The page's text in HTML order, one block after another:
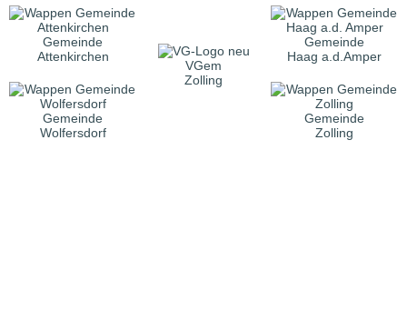
Gemeinde
Attenkirchen
VGem
Zolling
Gemeinde
Haag a.d.Amper
Gemeinde
Wolfersdorf
Gemeinde
Zolling